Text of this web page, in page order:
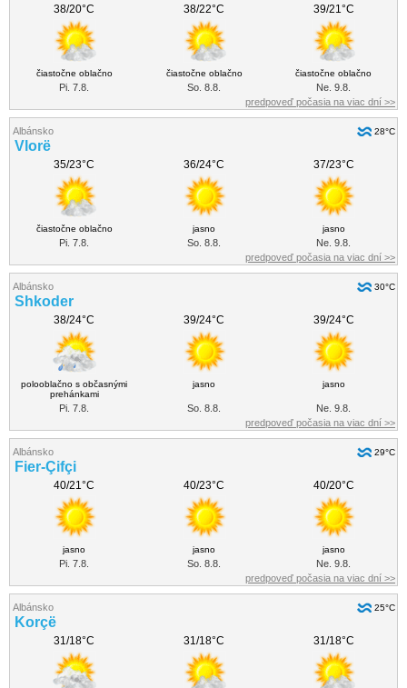
38/20°C 38/22°C 39/21°C
čiastočne oblačno čiastočne oblačno čiastočne oblačno
Pi. 7.8. So. 8.8.
Ne. 9.8.
predpoveď počasia na viac dní >>
Albánsko 28°C
Vlorë
35/23°C 36/24°C 37/23°C
čiastočne oblačno jasno jasno
Pi. 7.8. So. 8.8.
Ne. 9.8.
predpoveď počasia na viac dní >>
Albánsko 30°C
Shkoder
38/24°C 39/24°C 39/24°C
polooblačno s občasnými
prehánkami
jasno jasno
Pi. 7.8. So. 8.8.
Ne. 9.8.
predpoveď počasia na viac dní >>
Albánsko 29°C
Fier-Çifçi
40/21°C 40/23°C 40/20°C
jasno jasno jasno
Pi. 7.8. So. 8.8.
Ne. 9.8.
predpoveď počasia na viac dní >>
Albánsko 25°C
Korçë
31/18°C 31/18°C 31/18°C